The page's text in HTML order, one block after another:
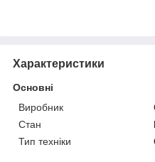
Характеристики
Основні
Виробник
Стан
Тип техніки